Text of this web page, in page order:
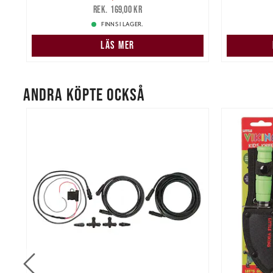
Tidigare pris
169,00 kr
FINNS I LAGER.
LÄS MER
ANDRA KÖPTE OCKSÅ